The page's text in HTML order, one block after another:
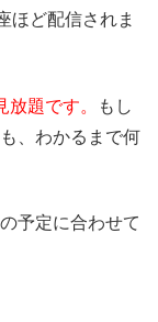
ほど配信されま
題です。
もし
、わかるまで何
予定に合わせて